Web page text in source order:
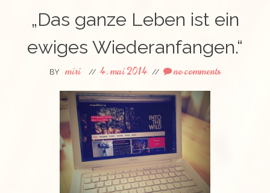
„Das ganze Leben ist ein
ewiges Wiederanfangen.“
BY miri // 4. mai 2014 // no comments